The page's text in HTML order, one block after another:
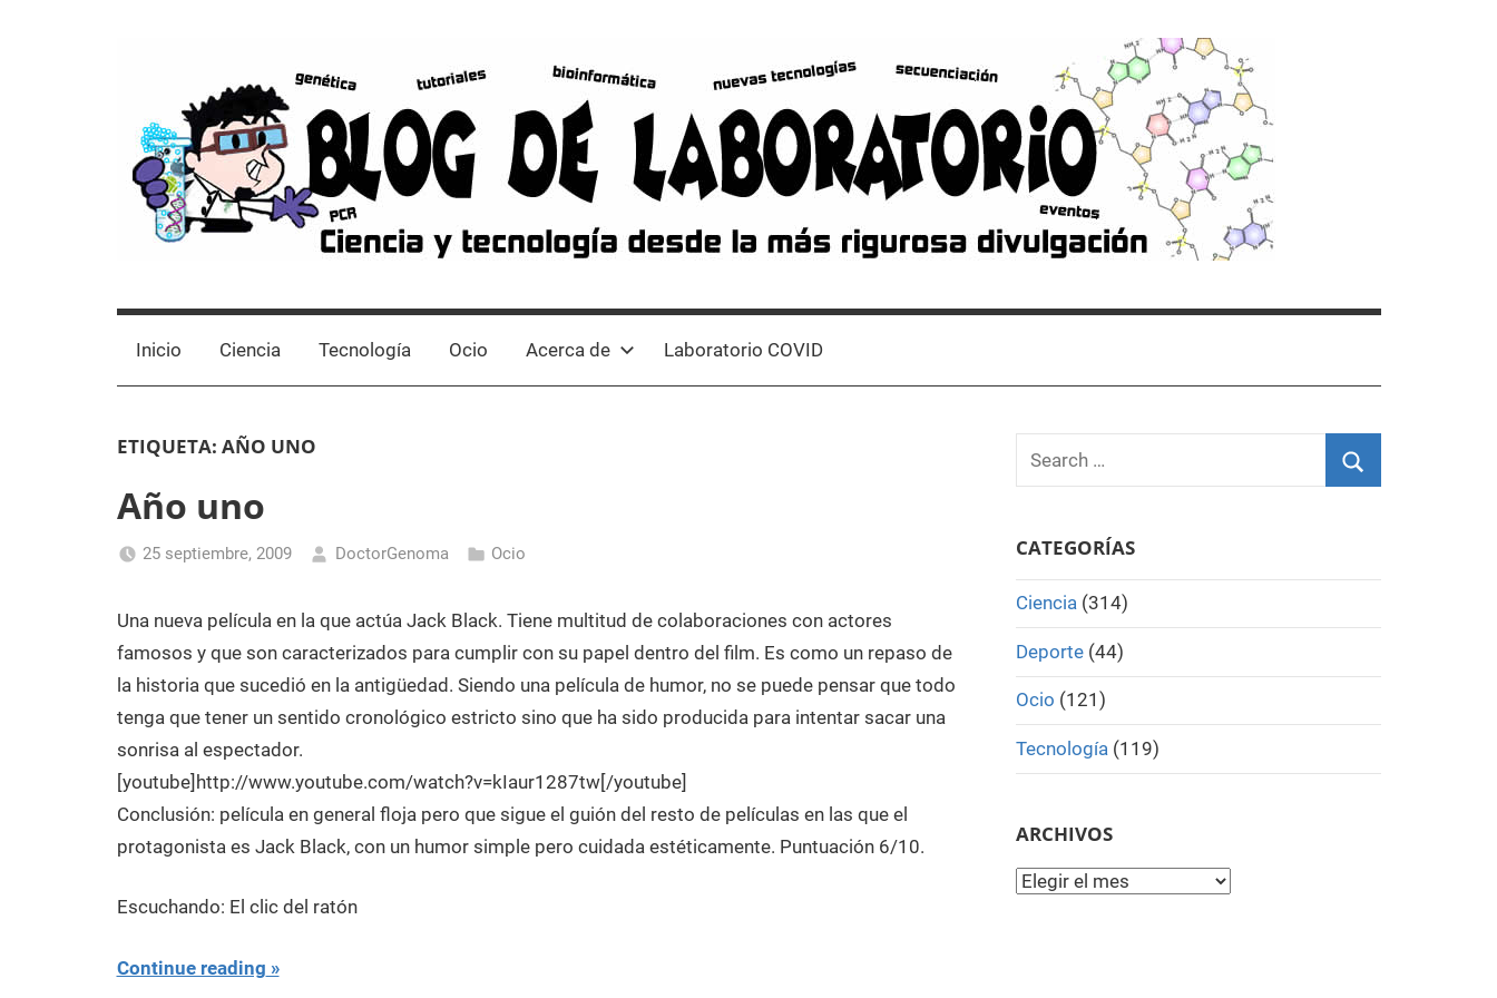
Blog
de
Laboratorio
científicos,
Tutoriales,
desde
Laboratorio
de
Inicio Ciencia Tecnología Ocio Acerca de Laboratorio COVID
ETIQUETA: AÑO UNO
Año uno
25 septiembre, 2009 DoctorGenoma Ocio
Una nueva película en la que actúa Jack Black. Tiene multitud de colaboraciones con actores
famosos y que son caracterizados para cumplir con su papel dentro del film. Es como un repaso de
la historia que sucedió en la antigüedad. Siendo una película de humor, no se puede pensar que todo
tenga que tener un sentido cronológico estricto sino que ha sido producida para intentar sacar una
sonrisa al espectador.
[youtube]http://www.youtube.com/watch?v=kIaur1287tw[/youtube]
Conclusión: película en general floja pero que sigue el guión del resto de películas en las que el
protagonista es Jack Black, con un humor simple pero cuidada estéticamente. Puntuación 6/10.
Escuchando: El clic del ratón
Continue reading
Search
for:
CATEGORÍAS
Ciencia(314)
Deporte(44)
Ocio (121)
Tecnología(119)
ARCHIVOS
Archivos